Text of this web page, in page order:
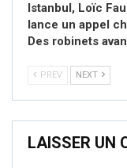
Istanbul, Loïc
lance un appel
Des robinets
PREV NEXT
LAISSER UN